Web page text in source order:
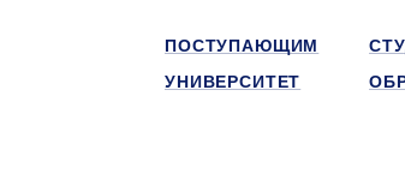
ПОСТУПАЮЩИМ
УНИВЕРСИТЕТ